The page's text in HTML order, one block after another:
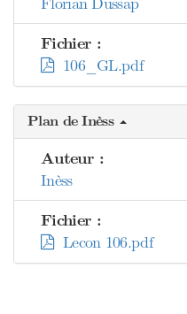
Fichier :
106_GL.pdf
Plan de Inèss
Auteur :
Inèss
Fichier :
Lecon 106.pdf